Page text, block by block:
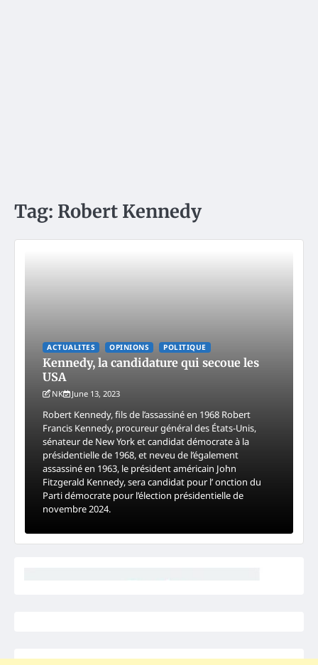
Tag: Robert Kennedy
ACTUALITES OPINIONS POLITIQUE
Kennedy, la candidature qui secoue les
USA
NK June 13, 2023
Robert Kennedy, fils de l’assassiné en 1968 Robert
Francis Kennedy, procureur général des États-Unis,
sénateur de New York et candidat démocrate à la
présidentielle de 1968, et neveu de l’également
assassiné en 1963, le président américain John
Fitzgerald Kennedy, sera candidat pour l’ onction du
Parti démocrate pour l’élection présidentielle de
novembre 2024.